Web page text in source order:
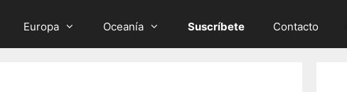
Europa Oceanía Suscríbete Contacto